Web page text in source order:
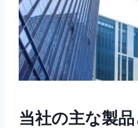
当社の主な製